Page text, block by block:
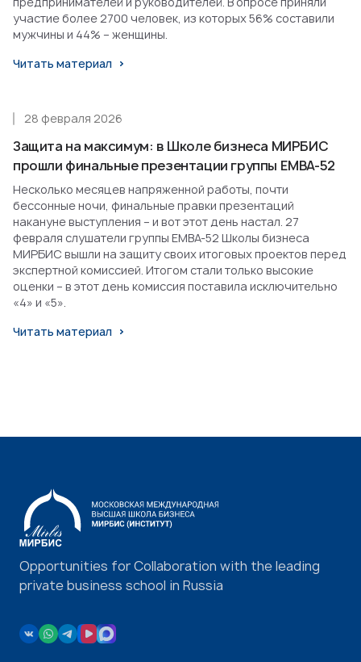
участие более 2700 человек, из которых 56% составили
мужчины и 44% – женщины.
Читать материал
Защита на максимум: в Школе бизнеса МИРБИС
прошли финальные презентации группы EMBA-52
28 февраля 2026
Несколько месяцев напряженной работы, почти
бессонные ночи, финальные правки презентаций
накануне выступления – и вот этот день настал. 27
февраля слушатели группы EMBA-52 Школы бизнеса
МИРБИС вышли на защиту своих итоговых проектов перед
экспертной комиссией. Итогом стали только высокие
оценки – в этот день комиссия поставила исключительно
«4» и «5».
Читать материал
Opportunities for Collaboration with the leading
private business school in Russia